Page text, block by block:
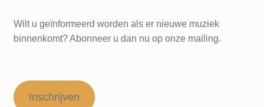
Wilt u geïnformeerd worden als er nieuwe muziek
binnenkomt? Abonneer u dan nu op onze mailing.
Inschrijven